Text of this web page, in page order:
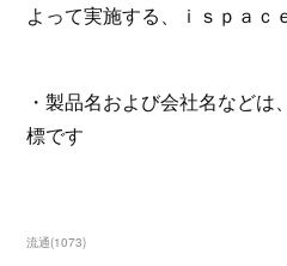
よって実施する、ｉｓｐａｃ
・製品名および会社名など
標です
流通(1073)